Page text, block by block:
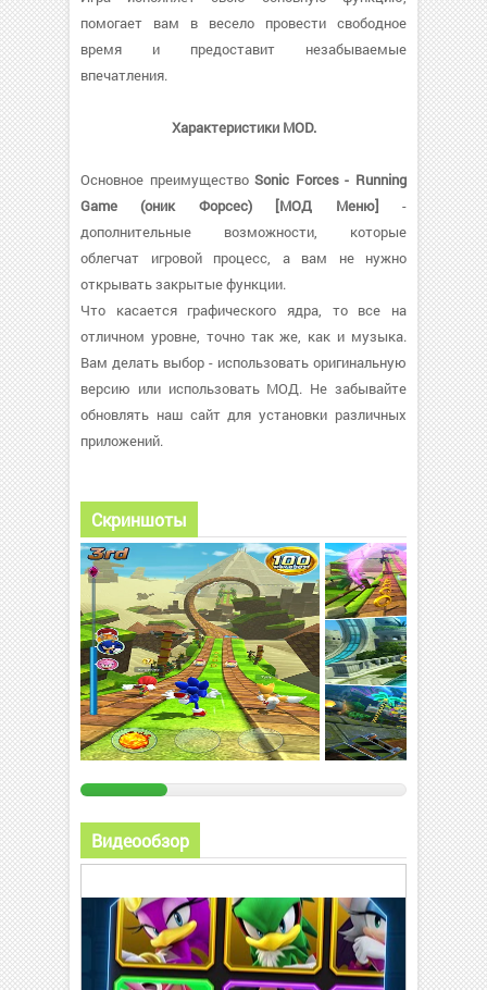
помогает вам в весело провести свободное
время и предоставит незабываемые
впечатления.
Характеристики MOD.
Основное преимуществоSonic Forces - Running
Game (оник Форсес) [МОД Меню] -
дополнительные возможности, которые
облегчат игровой процесс, а вам не нужно
открывать закрытые функции.
Что касается графического ядра, то все на
отличном уровне, точно так же, как и музыка.
Вам делать выбор - использовать оригинальную
версию или использовать МОД. Не забывайте
обновлять наш сайт для установки различных
приложений.
Скриншоты
Видеообзор